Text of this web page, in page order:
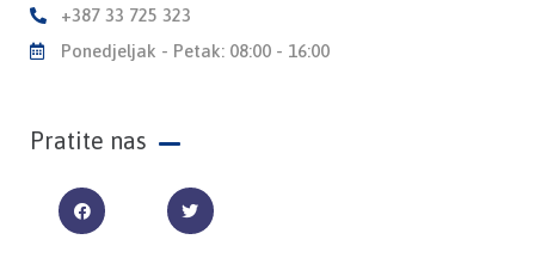
+387 33 725 323
Ponedjeljak - Petak: 08:00 - 16:00
Pratite nas